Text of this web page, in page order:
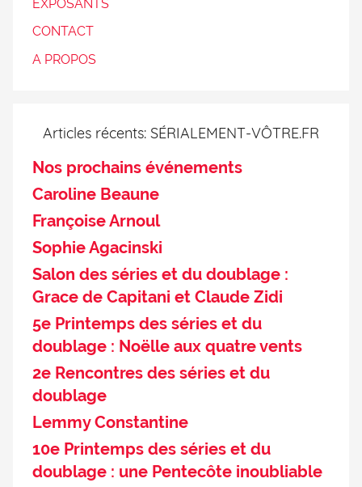
EXPOSANTS
CONTACT
A PROPOS
Articles récents: SÉRIALEMENT-VÔTRE.FR
Nos prochains événements
Caroline Beaune
Françoise Arnoul
Sophie Agacinski
Salon des séries et du doublage :
Grace de Capitani et Claude Zidi
5e Printemps des séries et du
doublage : Noëlle aux quatre vents
2e Rencontres des séries et du
doublage
Lemmy Constantine
10e Printemps des séries et du
doublage : une Pentecôte inoubliable